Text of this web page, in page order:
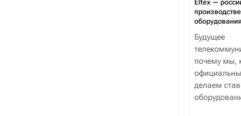
Eltex —
оборудования
Будущее
почему мы,
делаем